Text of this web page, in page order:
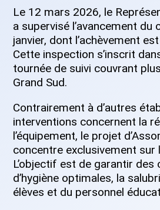
Le 12 mars 2026, le
a supervisé l’avancement du
janvier, dont l’achèvement
Cette inspection s’inscrit
tournée de suivi couvrant
Grand Sud.
Contrairement à d’autres
interventions concernent la
l’équipement, le projet
concentre exclusivement sur
L’objectif est de garantir des
d’hygiène optimales, la
élèves et du personnel